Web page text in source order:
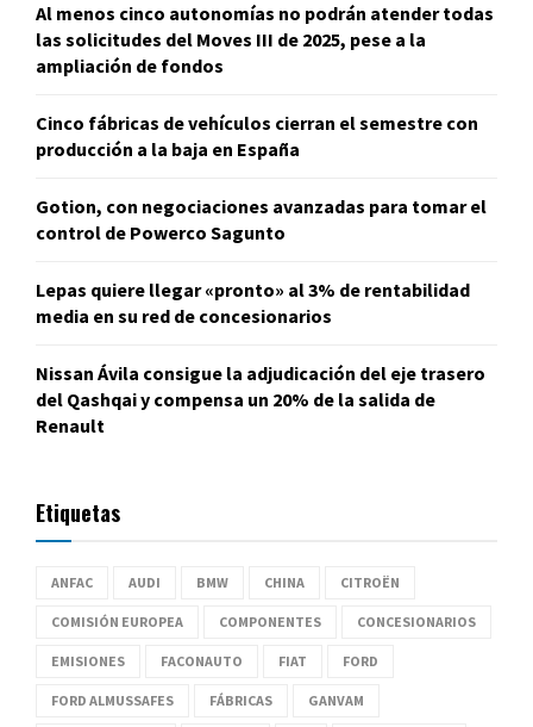
Al menos cinco autonomías no podrán atender todas
las solicitudes del Moves III de 2025, pese a la
ampliación de fondos
Cinco fábricas de vehículos cierran el semestre con
producción a la baja en España
Gotion, con negociaciones avanzadas para tomar el
control de Powerco Sagunto
Lepas quiere llegar «pronto» al 3% de rentabilidad
media en su red de concesionarios
Nissan Ávila consigue la adjudicación del eje trasero
del Qashqai y compensa un 20% de la salida de
Renault
Etiquetas
ANFAC AUDI BMW CHINA CITROËN
COMISIÓN EUROPEA COMPONENTES CONCESIONARIOS
EMISIONES FACONAUTO FIAT FORD
FORD ALMUSSAFES FÁBRICAS GANVAM